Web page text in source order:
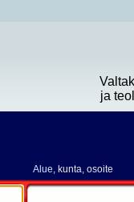
ja
Alue, kunta, osoite